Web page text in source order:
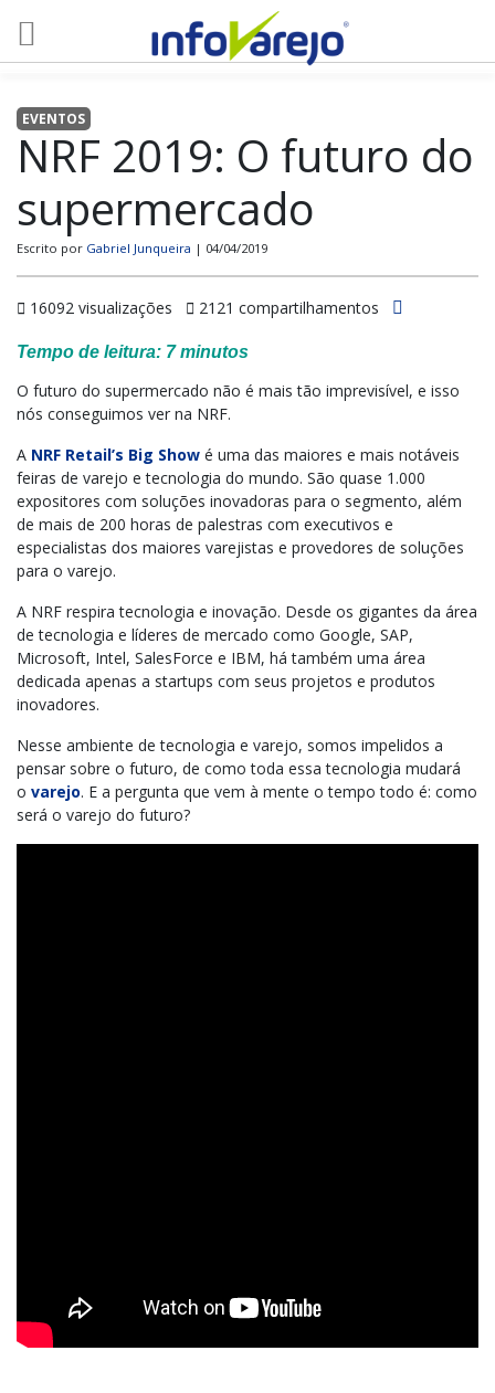
EVENTOS
NRF 2019: O futuro do
supermercado
Escrito por Gabriel Junqueira | 04/04/2019
16092 visualizações 2121 compartilhamentos
Tempo de leitura: 7 minutos
O futuro do supermercado não é mais tão imprevisível, e isso
nós conseguimos ver na NRF.
A NRF Retail’s Big Show é uma das maiores e mais notáveis
feiras de varejo e tecnologia do mundo. São quase 1.000
expositores com soluções inovadoras para o segmento, além
de mais de 200 horas de palestras com executivos e
especialistas dos maiores varejistas e provedores de soluções
para o varejo.
A NRF respira tecnologia e inovação. Desde os gigantes da área
de tecnologia e líderes de mercado como Google, SAP,
Microsoft, Intel, SalesForce e IBM, há também uma área
dedicada apenas a startups com seus projetos e produtos
inovadores.
Nesse ambiente de tecnologia e varejo, somos impelidos a
pensar sobre o futuro, de como toda essa tecnologia mudará
o varejo. E a pergunta que vem à mente o tempo todo é: como
será o varejo do futuro?